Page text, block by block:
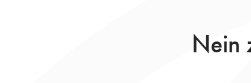
Nein